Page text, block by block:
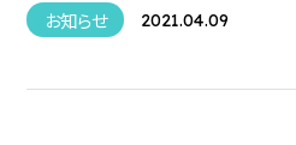
お知らせ 2021.04.09